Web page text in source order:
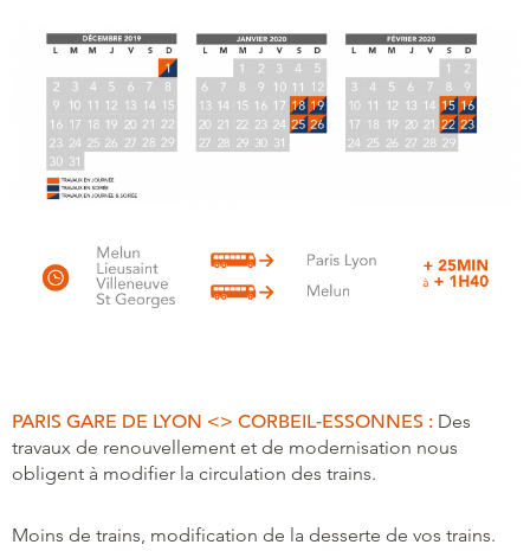
PARIS GARE DE LYON <> CORBEIL-ESSONNES : Des
travaux de renouvellement et de modernisation nous
obligent à modifier la circulation des trains.
Moins de trains, modification de la desserte de vos trains.